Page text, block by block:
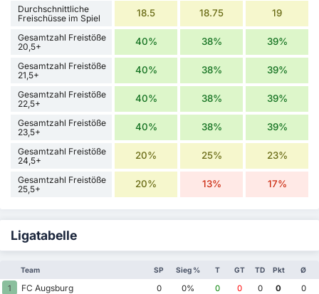
Durchschnittliche
Freischüsse im Spiel
18.5 18.75 19
Gesamtzahl Freistöße
20,5+
40% 38% 39%
Gesamtzahl Freistöße
21,5+
40% 38% 39%
Gesamtzahl Freistöße
22,5+
40% 38% 39%
Gesamtzahl Freistöße
23,5+
40% 38% 39%
Gesamtzahl Freistöße
24,5+
20% 25% 23%
Gesamtzahl Freistöße
25,5+
20% 13% 17%
Ligatabelle
Team SP Sieg % T GT TD Pkt Ø
1 FC Augsburg 0 0% 0 0 0 0
0